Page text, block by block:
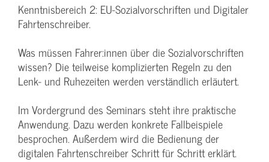
Kenntnisbereich 2: EU-Sozialvorschriften und Digitaler
Fahrtenschreiber.
Was müssen Fahrer:innen über die Sozialvorschriften
wissen? Die teilweise komplizierten Regeln zu den
Lenk- und Ruhezeiten werden verständlich erläutert.
Im Vordergrund des Seminars steht ihre praktische
Anwendung. Dazu werden konkrete Fallbeispiele
besprochen. Außerdem wird die Bedienung der
digitalen Fahrtenschreiber Schritt für Schritt erklärt.